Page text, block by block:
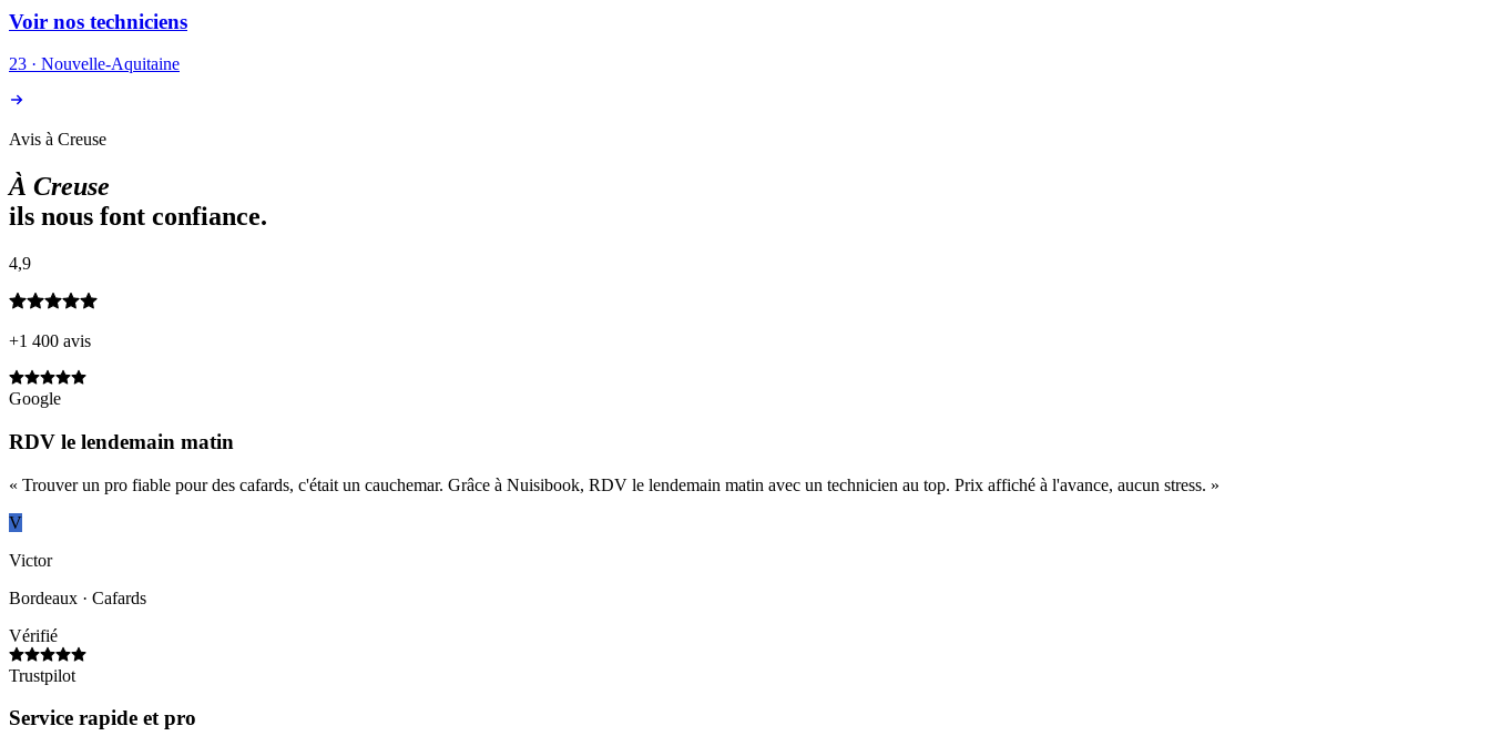
Voir nos techniciens
23 · Nouvelle-Aquitaine
Avis à Creuse
À Creuse
ils nous font confiance.
4,9
+1 400 avis
Google
RDV le lendemain matin
« Trouver un pro fiable pour des cafards, c'était un cauchemar. Grâce à Nuisibook, RDV le lendemain matin avec un technicien au top. Prix affiché à l'avance, aucun stress. »
V
Victor
Bordeaux · Cafards
Vérifié
Trustpilot
Service rapide et pro